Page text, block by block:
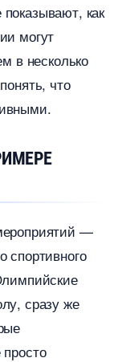
как
могут
в несколько
что
—
спортивного
сразу же